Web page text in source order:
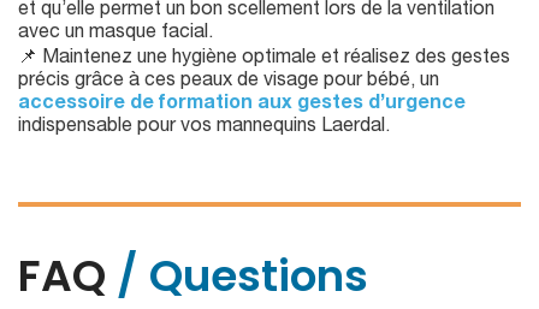
et qu’elle permet un bon scellement lors de la ventilation
avec un masque facial.
📌 Maintenez une hygiène optimale et réalisez des gestes
précis grâce à ces peaux de visage pour bébé, un
accessoire de formation aux gestes d’urgence
indispensable pour vos mannequins Laerdal.
FAQ / Questions